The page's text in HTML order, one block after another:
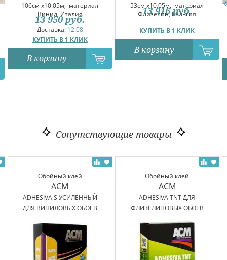
106см x10.05м, материал
Винил, Италия
Доставка: 12.08
КУПИТЬ В 1 КЛИК
13 950 руб.
В корзину
53см x10.05м, материал
Флизелин, Бельгия
КУПИТЬ В 1 КЛИК
13 916 руб.
В корзину
Сопутствующие товары
Обойный клей
ACM
ADHESIVA S УСИЛЕННЫЙ
ДЛЯ ВИНИЛОВЫХ ОБОЕВ
Обойный клей
ACM
ADHESIVA TNT ДЛЯ
ФЛИЗЕЛИНОВЫХ ОБОЕВ